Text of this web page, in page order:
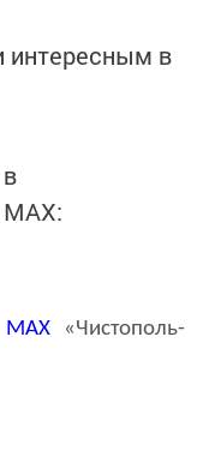
в
MAX«Чистополь-